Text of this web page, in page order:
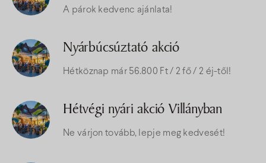
A párok kedvenc ajánlata!
Nyárbúcsúztató akció
Hétköznap már 56.800 Ft / 2 fő / 2 éj-től!
Hétvégi nyári akció Villányban
Ne várjon tovább, lepje meg kedvesét!